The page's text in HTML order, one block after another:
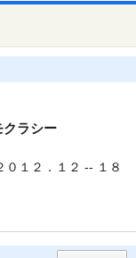
クラシー
０１２．１２ -- １８